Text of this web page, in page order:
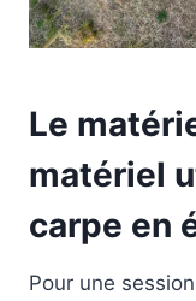
Le
matériel
carpe en
Pour une